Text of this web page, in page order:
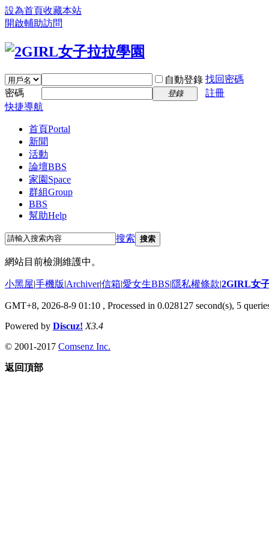
設為首頁收藏本站
開啟輔助訪問
自動登錄 找回密碼
密碼
登錄
註冊
快捷導航
首頁Portal
新聞
活動
論壇BBS
家園 Space
群組Group
BBS
幫助Help
搜索 搜索
網站目前檢測維護中。
小黑屋|手機版|Archiver|信箱|愛女生BBS|隱私權條款|2GIRL女
GMT+8, 2026-8-9 01:10 , Processed in 0.028127 second(s), 5
Powered by Discuz! X3.4
© 2001-2017 Comsenz Inc.
返回頂部